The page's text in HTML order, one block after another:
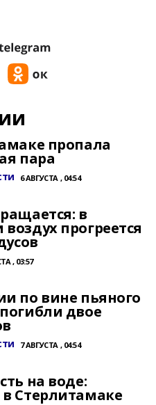
пропала
пара
6 АВГУСТА , 04:54
в
прогреется
, 03:57
по вине пьяного
двое
7 АВГУСТА , 04:54
на воде:
Стерлитамаке